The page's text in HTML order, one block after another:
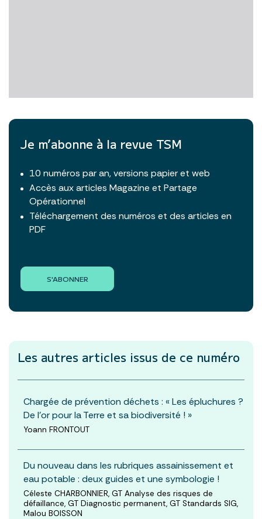
Je m’abonne à la revue TSM
10 numéros par an, versions papier et web
Accès aux articles Magazine et Partage
Opérationnel
Téléchargement des numéros et des articles en
PDF
S'ABONNER
Les autres articles issus de ce numéro
Chargée de prévention déchets : « Les épluchures ?
De l’or pour la Terre et sa biodiversité ! »
Yoann FRONTOUT
Du nouveau dans les rubriques assainissement et
eau potable : deux guides et une symbologie !
Céleste CHARBONNIER, GT Analyse des risques de
défaillance, GT Diagnostic permanent, GT Standards SIG,
Malou BOISSON